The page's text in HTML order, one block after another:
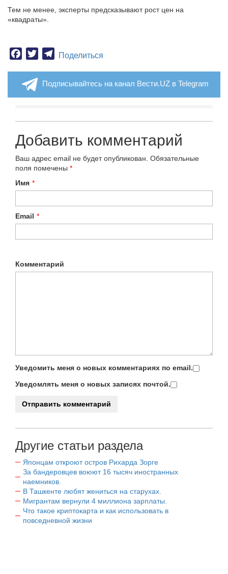
Тем не менее, эксперты предсказывают рост цен на
«квадраты».
Facebook
TwitterTelegram
Поделиться
Подписывайтесь на канал Вести.UZ в Telegram
Добавить комментарий
Ваш адрес email не будет опубликован. Обязательные
поля помечены *
Имя *
Email *
Комментарий
Уведомить меня о новых комментариях по email.
Уведомлять меня о новых записях почтой.
Другие статьи раздела
Японцам откроют остров Рихарда Зорге
За бандеровцев воюют 16 тысяч иностранных
наемников.
В Ташкенте любят жениться на старухах.
Мигрантам вернули 4 миллиона зарплаты.
Что такое криптокарта и как использовать в
повседневной жизни